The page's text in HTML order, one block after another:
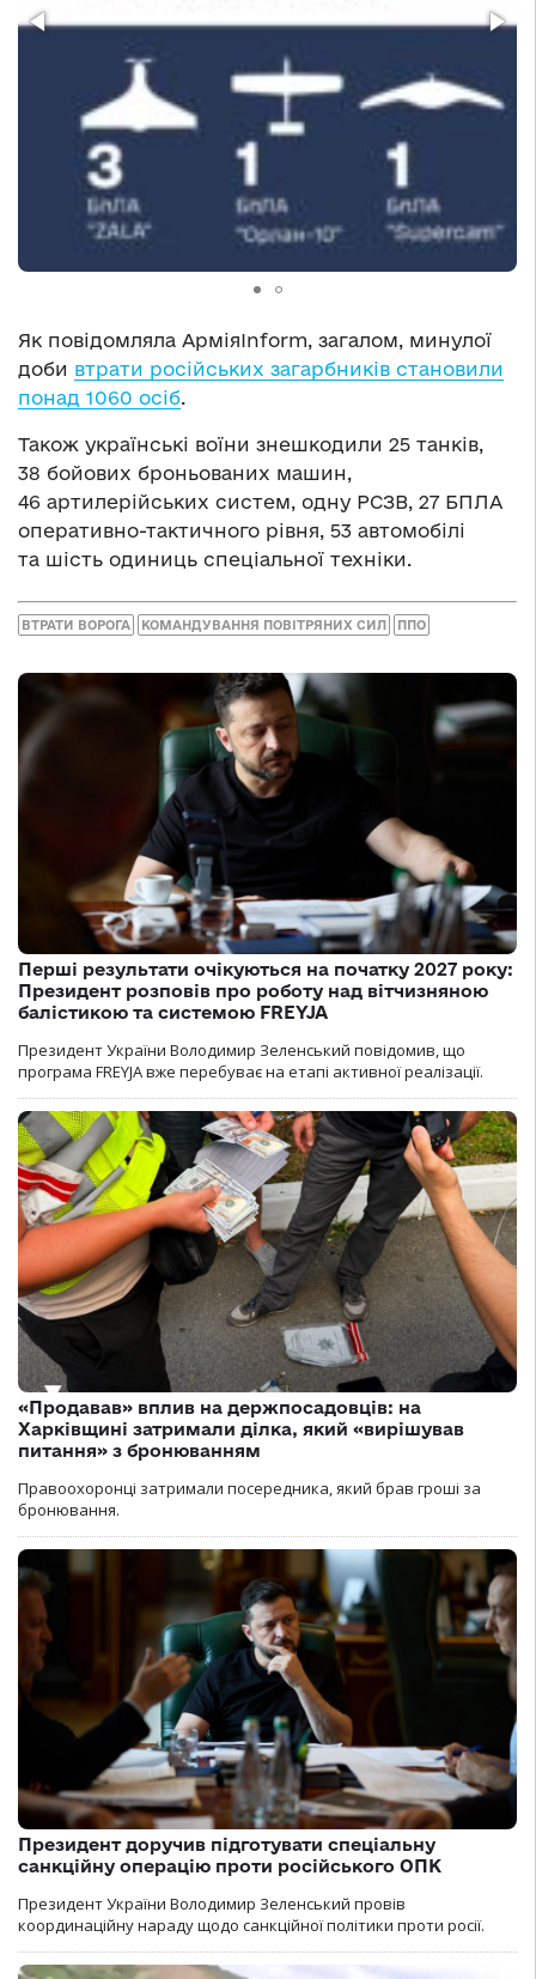
Як повідомляла АрміяInform, загалом, минулої
доби втрати російських загарбників становили
понад 1060 осіб.
Також українські воїни знешкодили 25 танків,
38 бойових броньованих машин,
46 артилерійських систем, одну РСЗВ, 27 БПЛА
оперативно-тактичного рівня, 53 автомобілі
та шість одиниць спеціальної техніки.
ВТРАТИ ВОРОГА КОМАНДУВАННЯ ПОВІТРЯНИХ СИЛ ППО
Перші результати очікуються на початку 2027 року:
Президент розповів про роботу над вітчизняною
балістикою та системою FREYJA
Президент України Володимир Зеленський повідомив, що
програма FREYJA вже перебуває на етапі активної реалізації.
«Продавав» вплив на держпосадовців: на
Харківщині затримали ділка, який «вирішував
питання» з бронюванням
Правоохоронці затримали посередника, який брав гроші за
бронювання.
Президент доручив підготувати спеціальну
санкційну операцію проти російського ОПК
Президент України Володимир Зеленський провів
координаційну нараду щодо санкційної політики проти росії.